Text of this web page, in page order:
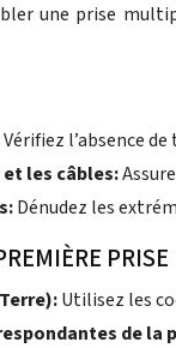
une prise
Vérifiez l’absence
les câbles:
Dénudez les
PRISE
Utilisez les
de la